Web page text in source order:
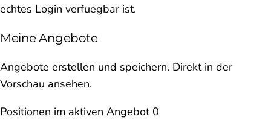
echtes Login verfuegbar ist.
Meine Angebote
Angebote erstellen und speichern. Direkt in der
Vorschau ansehen.
Positionen im aktiven Angebot 0